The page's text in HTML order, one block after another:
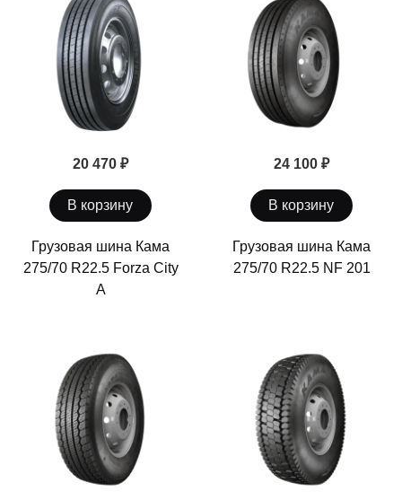
20 470 ₽
В корзину
Грузовая шина Кама
275/70 R22.5 Forza City
A
24 100 ₽
В корзину
Грузовая шина Кама
275/70 R22.5 NF 201